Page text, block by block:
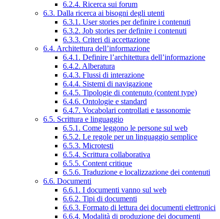
6.2.4. Ricerca sui forum
6.3. Dalla ricerca ai bisogni degli utenti
6.3.1. User stories per definire i contenuti
6.3.2. Job stories per definire i contenuti
6.3.3. Criteri di accettazione
6.4. Architettura dell’informazione
6.4.1. Definire l’architettura dell’informazione
6.4.2. Alberatura
6.4.3. Flussi di interazione
6.4.4. Sistemi di navigazione
6.4.5. Tipologie di contenuto (content type)
6.4.6. Ontologie e standard
6.4.7. Vocabolari controllati e tassonomie
6.5. Scrittura e linguaggio
6.5.1. Come leggono le persone sul web
6.5.2. Le regole per un linguaggio semplice
6.5.3. Microtesti
6.5.4. Scrittura collaborativa
6.5.5. Content critique
6.5.6. Traduzione e localizzazione dei contenuti
6.6. Documenti
6.6.1. I documenti vanno sul web
6.6.2. Tipi di documenti
6.6.3. Formato di lettura dei documenti elettronici
6.6.4. Modalità di produzione dei documenti